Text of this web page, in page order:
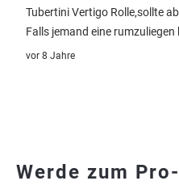
Tubertini Vertigo Rolle,sollte
Falls jemand eine
vor 8 Jahre
Werde zum